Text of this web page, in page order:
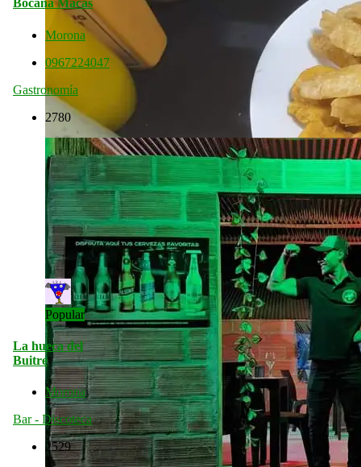
Bocana Macas
Morona
0967224047
Gastronomía
2780
Popular
La hueca del
Buitre
Morona
Bar - Discoteca
2529